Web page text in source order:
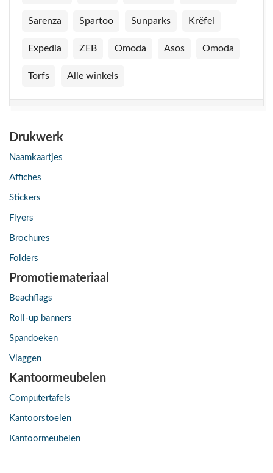
Sarenza Spartoo Sunparks Krëfel
Expedia ZEB Omoda Asos Omoda
Torfs Alle winkels
Drukwerk
Naamkaartjes
Affiches
Stickers
Flyers
Brochures
Folders
Promotiemateriaal
Beachflags
Roll-up banners
Spandoeken
Vlaggen
Kantoormeubelen
Computertafels
Kantoorstoelen
Kantoormeubelen